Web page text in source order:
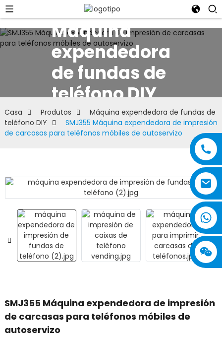
Máquina
expendedora
de fundas de
teléfono DIY
Casa Produtos
Máquina expendedora de fundas de
teléfono DIY
SMJ355 Máquina expendedora de impresión
de carcasas para teléfonos móbiles de autoservizo
SMJ355 Máquina expendedora de impresión
de carcasas para teléfonos móbiles de
autoservizo